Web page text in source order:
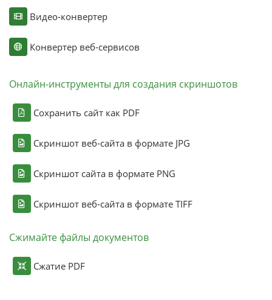
Видео-конвертер
Конвертер веб-сервисов
Онлайн-инструменты для создания скриншотов
Сохранить сайт как PDF
Скриншот веб-сайта в формате JPG
Скриншот сайта в формате PNG
Скриншот веб-сайта в формате TIFF
Сжимайте файлы документов
Сжатие PDF